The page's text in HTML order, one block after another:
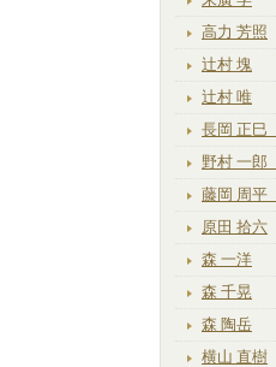
高力 芳照
辻村 塊
辻村 唯
長岡 正巳
野村 一郎
藤岡 周平
原田 拾六
森 一洋
森 千晃
森 陶岳
横山 直樹